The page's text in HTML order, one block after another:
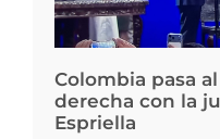
Colombia pasa
derecha con la
Espriella